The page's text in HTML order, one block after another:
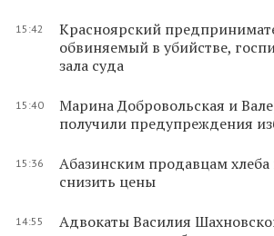
15:42
Красноярский
обвиняемый в убийстве,
зала суда
15:40
Марина Добровольская и
получили предупреждения
15:36
Абазинским продавцам
снизить цены
14:55
Адвокаты Василия